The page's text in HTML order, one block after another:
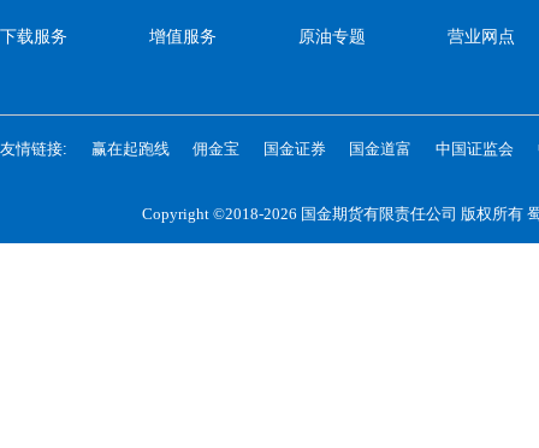
下载服务 增值服务 原油专题 营业网点
友情链接: 赢在起跑线 佣金宝 国金证券 国金道富 中国证监会
Copyright ©2018-2026 国金期货有限责任公司 版权所有